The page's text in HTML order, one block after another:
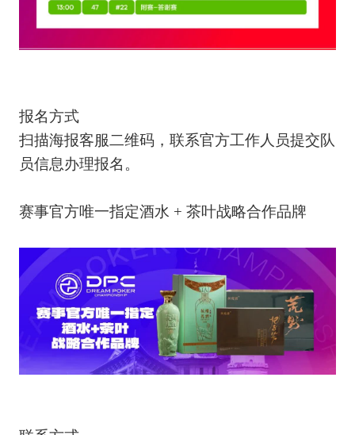
报名方式
扫描海报客服二维码，联系官方工作人员提交队
员信息办理报名。
赛事官方唯一指定酒水 + 茶叶战略合作品牌